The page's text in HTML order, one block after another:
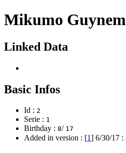
Mikumo
Linked Data
Basic Infos
Id : 2
Serie : 1
Birthday : 8/ 17
Added in version : [1] 6/30/17 :